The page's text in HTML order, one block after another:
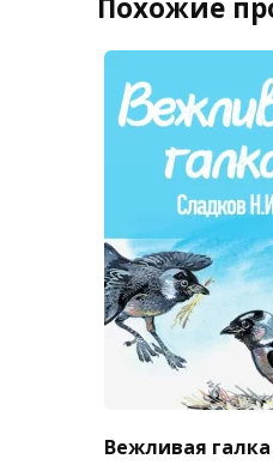
Похожие
Вежливая